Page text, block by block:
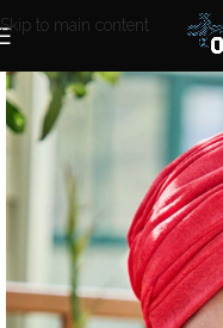
Skip to main content